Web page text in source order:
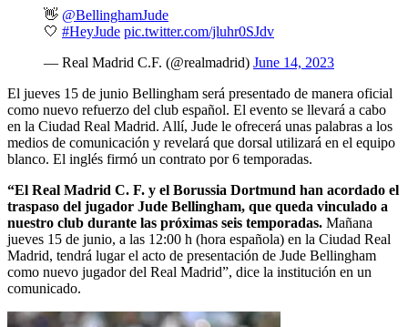
👋 @BellinghamJude
🤍 #HeyJude pic.twitter.com/jluhr0SJdv
— Real Madrid C.F. (@realmadrid) June 14, 2023
El jueves 15 de junio Bellingham será presentado de manera oficial
como nuevo refuerzo del club español. El evento se llevará a cabo
en la Ciudad Real Madrid. Allí, Jude le ofrecerá unas palabras a los
medios de comunicación y revelará que dorsal utilizará en el equipo
blanco. El inglés firmó un contrato por 6 temporadas.
“El Real Madrid C. F. y el Borussia Dortmund han acordado el
traspaso del jugador Jude Bellingham, que queda vinculado a
nuestro club durante las próximas seis temporadas. Mañana
jueves 15 de junio, a las 12:00 h (hora española) en la Ciudad Real
Madrid, tendrá lugar el acto de presentación de Jude Bellingham
como nuevo jugador del Real Madrid”, dice la institución en un
comunicado.